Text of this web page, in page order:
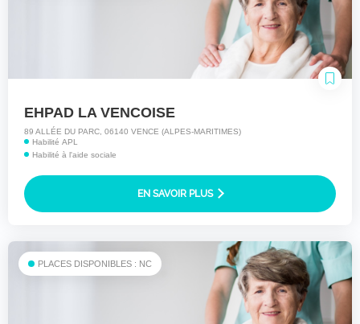
EHPAD LA VENCOISE
89 ALLÉE DU PARC, 06140 VENCE (ALPES-MARITIMES)
Habilité APL
Habilité à l'aide sociale
EN SAVOIR PLUS
PLACES DISPONIBLES : NC